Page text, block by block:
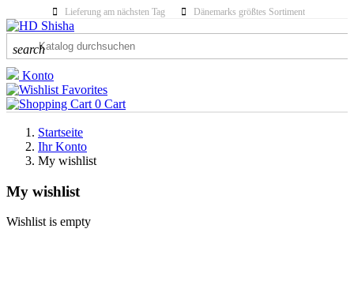
Lieferung am nächsten Tag Dänemarks größtes Sortiment
search
Konto
Favorites
0 Cart
Startseite
Ihr Konto
My wishlist
My wishlist
Wishlist is empty